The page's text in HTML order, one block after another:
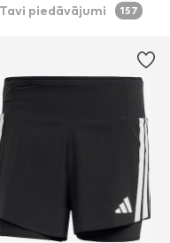
Tavi piedāvājumi 157